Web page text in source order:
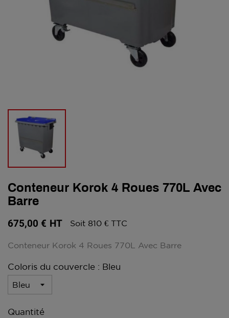
Conteneur Korok 4 Roues 770L Avec
Barre
675,00 € HT Soit 810 € TTC
Conteneur Korok 4 Roues 770L Avec Barre
Coloris du couvercle : Bleu
Quantité